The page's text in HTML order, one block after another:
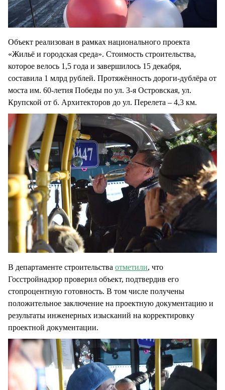
Объект реализован в рамках национального проекта
«Жильё и городская среда». Стоимость строительства,
которое велось 1,5 года и завершилось 15 декабря,
составила 1 млрд рублей. Протяжённость дороги-дублёра от
моста им. 60-летия Победы по ул. 3-я Островская, ул.
Крупской от б. Архитекторов до ул. Перелета – 4,3 км.
В департаменте строительства отметили, что
Госстройнадзор проверил объект, подтвердив его
стопроцентную готовность. В том числе получены
положительное заключение на проектную документацию и
результаты инженерных изысканий на корректировку
проектной документации.